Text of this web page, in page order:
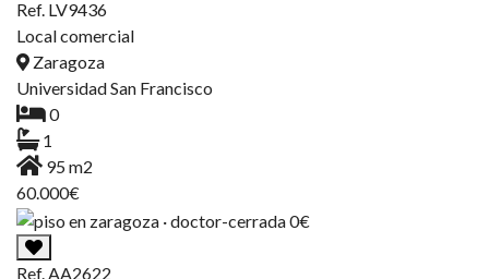
Ref. LV9436
Local comercial
Zaragoza
Universidad San Francisco
0
1
95 m2
60.000€
Ref. AA2622